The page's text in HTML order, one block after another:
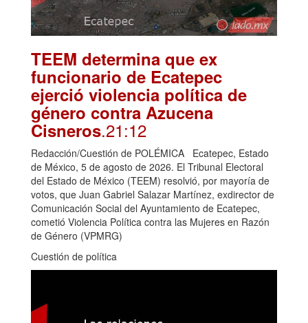
TEEM determina que ex
funcionario de Ecatepec
ejerció violencia política de
género contra Azucena
Cisneros.21:12
Redacción/Cuestión de POLÉMICA Ecatepec, Estado
de México, 5 de agosto de 2026. El Tribunal Electoral
del Estado de México (TEEM) resolvió, por mayoría de
votos, que Juan Gabriel Salazar Martínez, exdirector de
Comunicación Social del Ayuntamiento de Ecatepec,
cometió Violencia Política contra las Mujeres en Razón
de Género (VPMRG)
Cuestión de política